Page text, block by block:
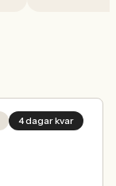
4 dagar kvar